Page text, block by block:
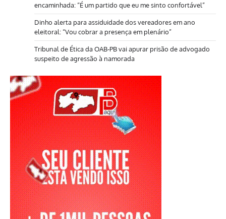
encaminhada: “É um partido que eu me sinto confortável”
Dinho alerta para assiduidade dos vereadores em ano
eleitoral: “Vou cobrar a presença em plenário”
Tribunal de Ética da OAB-PB vai apurar prisão de advogado
suspeito de agressão à namorada